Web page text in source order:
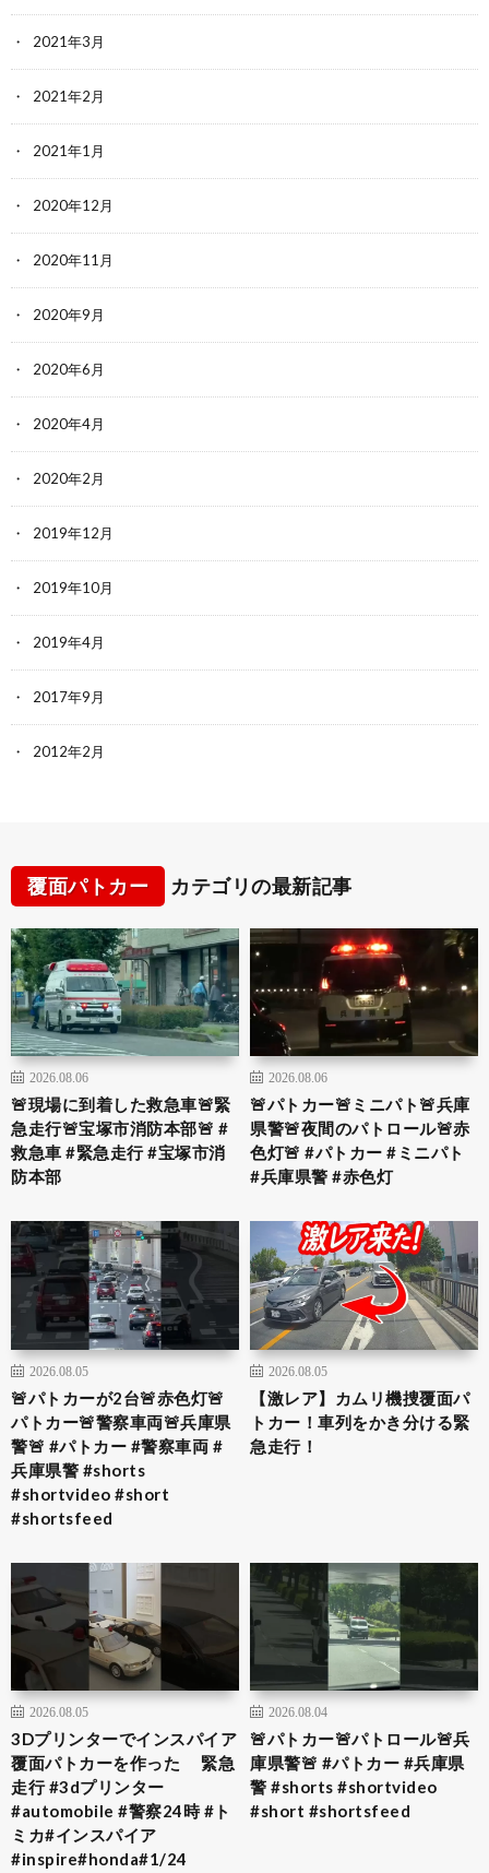
2021年3月
2021年2月
2021年1月
2020年12月
2020年11月
2020年9月
2020年6月
2020年4月
2020年2月
2019年12月
2019年10月
2019年4月
2017年9月
2012年2月
覆面パトカー カテゴリの最新記事
2026.08.06
🚨現場に到着した救急車🚨緊
急走行🚨宝塚市消防本部🚨 #
救急車 #緊急走行 #宝塚市消
防本部
2026.08.06
🚨パトカー🚨ミニパト🚨兵庫
県警🚨夜間のパトロール🚨赤
色灯🚨 #パトカー #ミニパト
#兵庫県警 #赤色灯
2026.08.05
🚨パトカーが2台🚨赤色灯🚨
パトカー🚨警察車両🚨兵庫県
警🚨 #パトカー #警察車両 #
兵庫県警 #shorts
#shortvideo #short
#shortsfeed
2026.08.05
【激レア】カムリ機捜覆面パ
トカー！車列をかき分ける緊
急走行！
2026.08.05
3Dプリンターでインスパイア
覆面パトカーを作った 緊急
走行 #3dプリンター
#automobile #警察24時 #ト
ミカ#インスパイア
#inspire#honda#1/24
2026.08.04
🚨パトカー🚨パトロール🚨兵
庫県警🚨 #パトカー #兵庫県
警 #shorts #shortvideo
#short #shortsfeed